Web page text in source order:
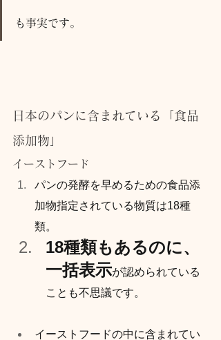
も事実です。
日本のパンに含まれている「食品
添加物」
イーストフード
パンの発酵を早めるための食品添
加物指定されている物質は18種
類。
18種類もあるのに、
一括表示が認められている
ことも不思議です。
イーストフードの中に含まれてい